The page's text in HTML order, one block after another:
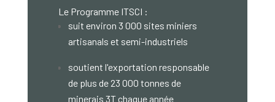
Le Programme ITSCI :
suit environ 3 000 sites miniers
artisanals et semi-industriels
soutient l'exportation responsable
de plus de 23 000 tonnes de
minerais 3T chaque année